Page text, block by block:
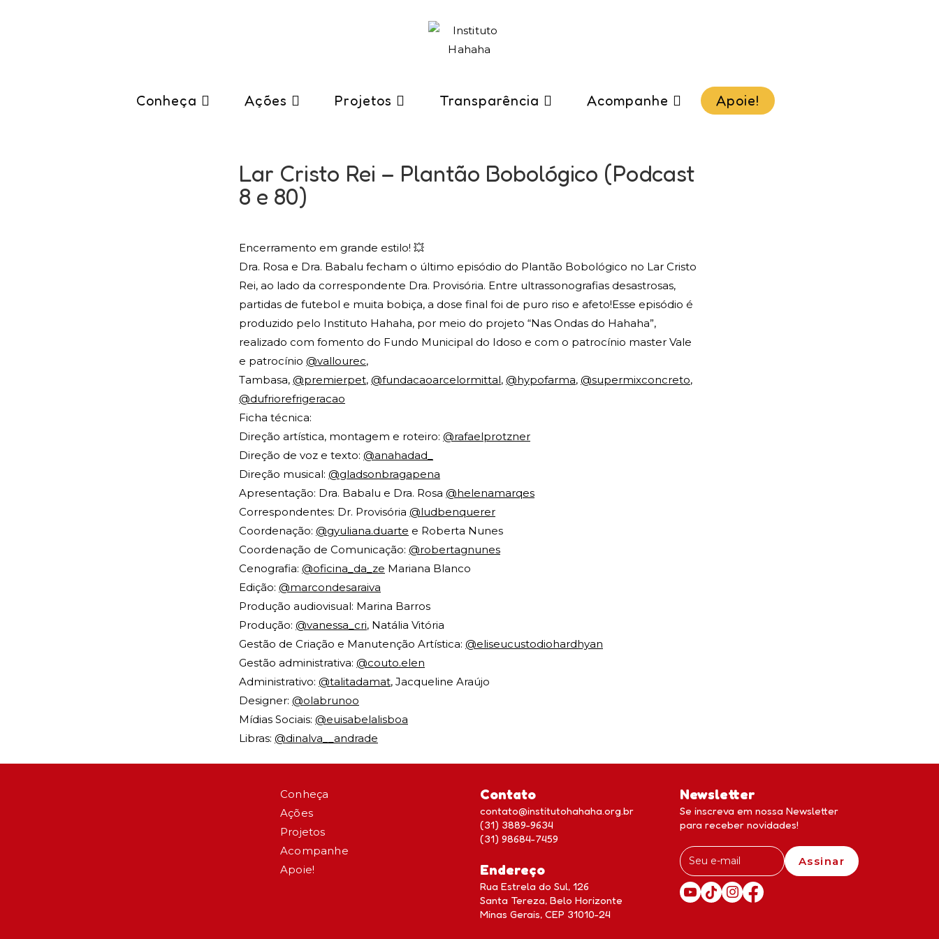
Conheça Ações Projetos Transparência Acompanhe Apoie!
Lar Cristo Rei – Plantão Bobológico (Podcast
8 e 80)
Encerramento em grande estilo! 💥
Dra. Rosa e Dra. Babalu fecham o último episódio do Plantão Bobológico no Lar Cristo
Rei, ao lado da correspondente Dra. Provisória. Entre ultrassonografias desastrosas,
partidas de futebol e muita bobiça, a dose final foi de puro riso e afeto!Esse episódio é
produzido pelo Instituto Hahaha, por meio do projeto “Nas Ondas do Hahaha”,
realizado com fomento do Fundo Municipal do Idoso e com o patrocínio master Vale
e patrocínio @vallourec,
Tambasa, @premierpet, @fundacaoarcelormittal, @hypofarma, @supermixconcreto,
@dufriorefrigeracao
Ficha técnica:
Direção artística, montagem e roteiro: @rafaelprotzner
Direção de voz e texto: @anahadad_
Direção musical: @gladsonbragapena
Apresentação: Dra. Babalu e Dra. Rosa @helenamarqes
Correspondentes: Dr. Provisória @ludbenquerer
Coordenação: @gyuliana.duarte e Roberta Nunes
Coordenação de Comunicação: @robertagnunes
Cenografia: @oficina_da_ze Mariana Blanco
Edição: @marcondesaraiva
Produção audiovisual: Marina Barros
Produção: @vanessa_cri, Natália Vitória
Gestão de Criação e Manutenção Artística: @eliseucustodiohardhyan
Gestão administrativa: @couto.elen
Administrativo: @talitadamat, Jacqueline Araújo
Designer: @olabrunoo
Mídias Sociais: @euisabelalisboa
Libras: @dinalva__andrade
Conheça
Ações
Projetos
Acompanhe
Apoie!
Contato
contato@institutohahaha.org.br
(31) 3889-9634
(31) 98684-7459
Endereço
Rua Estrela do Sul, 126
Santa Tereza, Belo Horizonte
Minas Gerais, CEP 31010-24
Newsletter
Se inscreva em nossa Newsletter
para receber novidades!